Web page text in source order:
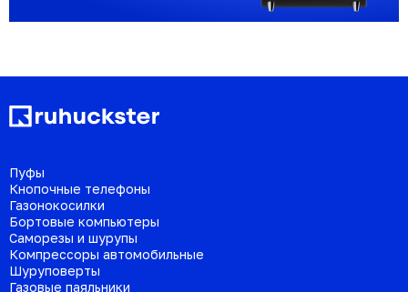
Пуфы
Кнопочные телефоны
Газонокосилки
Бортовые компьютеры
Саморезы и шурупы
Компрессоры автомобильные
Шуруповерты
Газовые паяльники